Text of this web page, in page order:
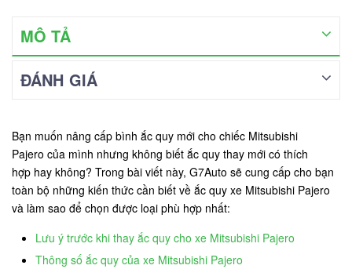
MÔ TẢ
ĐÁNH GIÁ
Bạn muốn nâng cấp bình ắc quy mới cho chiếc Mitsubishi
Pajero của mình nhưng không biết ắc quy thay mới có thích
hợp hay không? Trong bài viết này, G7Auto sẽ cung cấp cho bạn
toàn bộ những kiến thức cần biết về ắc quy xe Mitsubishi Pajero
và làm sao để chọn được loại phù hợp nhất:
Lưu ý trước khi thay ắc quy cho xe Mitsubishi Pajero
Thông số ắc quy của xe Mitsubishi Pajero